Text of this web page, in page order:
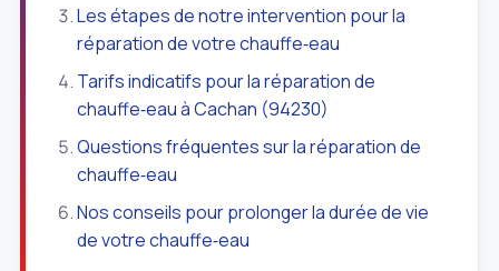
Les étapes de notre intervention pour la
réparation de votre chauffe‑eau
Tarifs indicatifs pour la réparation de
chauffe‑eau à Cachan (94230)
Questions fréquentes sur la réparation de
chauffe‑eau
Nos conseils pour prolonger la durée de vie
de votre chauffe‑eau